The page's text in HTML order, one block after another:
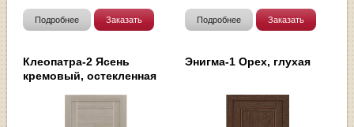
Подробнее Заказать Подробнее Заказать
Клеопатра-2 Ясень
кремовый, остекленная
Энигма-1 Орех, глухая